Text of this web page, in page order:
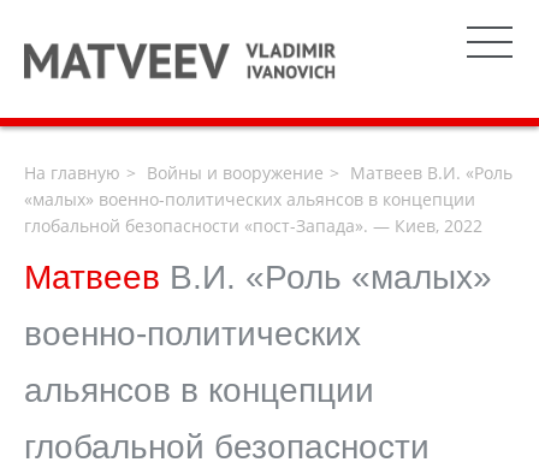
На главную Войны и вооружение
Матвеев В.И. «Роль
«малых» военно-политических альянсов в концепции
глобальной безопасности «пост-Запада». — Киев, 2022
Матвеев В.И. «Роль «малых»
военно-политических
альянсов в концепции
глобальной безопасности